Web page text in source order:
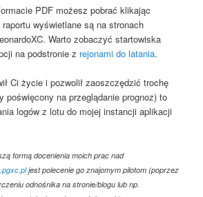
PDF możesz pobrać klikając
wyświetlane są na stronach
Warto zobaczyć startowiska
na podstronie z rejonami do latania.
Ci życie i pozwolił zaoszczędzić trochę
poświęcony na przeglądanie prognoz) to
logów z lotu do mojej instancji aplikacji
formą docenienia moich prac nad
jest polecenie go znajomym pilotom (poprzez
odnośnika na stronie/blogu lub np.